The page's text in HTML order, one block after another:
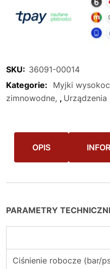
SKU: 36091-00014
Kategorie:
Myjki
zimnowodne , Urządzenia
OPIS
PARAMETRY
Ciśnienie robocze (bar/